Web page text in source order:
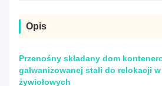
Opis
Przenośny składany dom
galwanizowanej stali do relokacji
żywiołowych